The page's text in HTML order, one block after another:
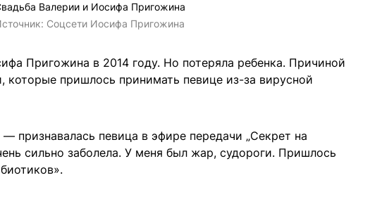
Валерии и Иосифа Пригожина
Соцсети Иосифа Пригожина
Пригожина в 2014 году. Но потеряла ребенка. Причиной
которые пришлось принимать певице из-за вирусной
признавалась певица в эфире передачи „Секрет на
сильно заболела. У меня был жар, судороги. Пришлось